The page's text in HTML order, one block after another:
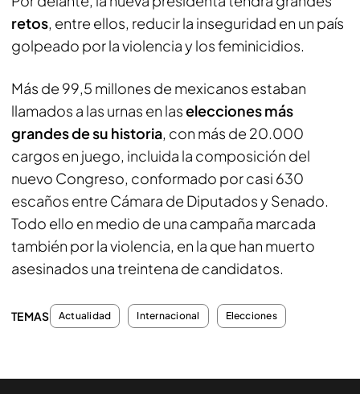
retos, entre ellos, reducir la inseguridad en un país
golpeado por la violencia y los feminicidios.
Más de 99,5 millones de mexicanos estaban
llamados a las urnas en laselecciones más
grandes de su historia, con más de 20.000
cargos en juego, incluida la composición del
nuevo Congreso, conformado por casi 630
escaños entre Cámara de Diputados y Senado.
Todo ello en medio de una campaña marcada
también por la violencia, en la que han muerto
asesinados una treintena de candidatos.
TEMAS Actualidad Internacional Elecciones